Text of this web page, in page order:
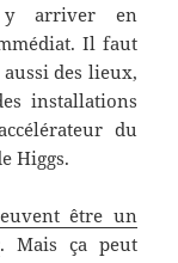
y arriver en
Il faut
des lieux,
installations
du
Higgs.
être un
. Mais ça peut